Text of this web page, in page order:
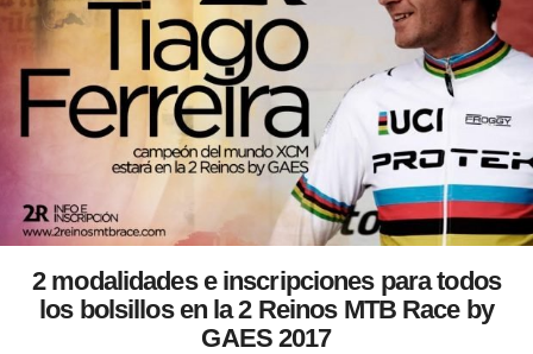
2 modalidades e inscripciones para todos
los bolsillos en la 2 Reinos MTB Race by
GAES 2017